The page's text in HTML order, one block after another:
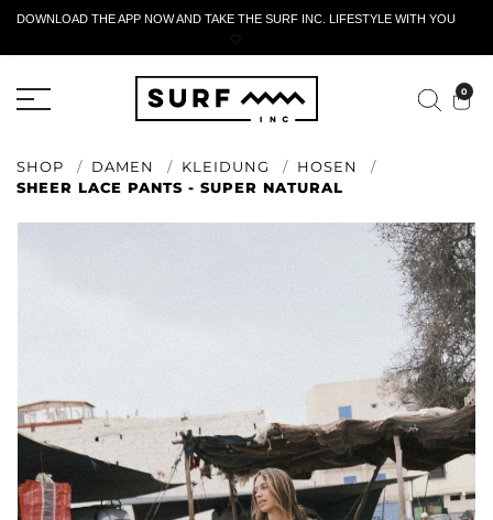
DOWNLOAD THE APP NOW AND TAKE THE SURF INC. LIFESTYLE WITH YOU
🤍
0
SHOP DAMEN KLEIDUNG
HOSEN
SHEER LACE PANTS - SUPER NATURAL
AKTIVES RÜCKGABEFORMULAR